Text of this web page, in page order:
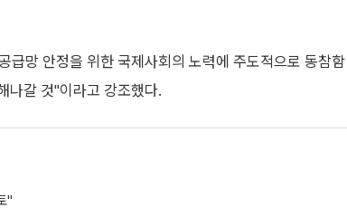
급망 안정을 위한 국제사회의 노력에 주도적으로 동참함
나갈 것"이라고 강조했다.
"